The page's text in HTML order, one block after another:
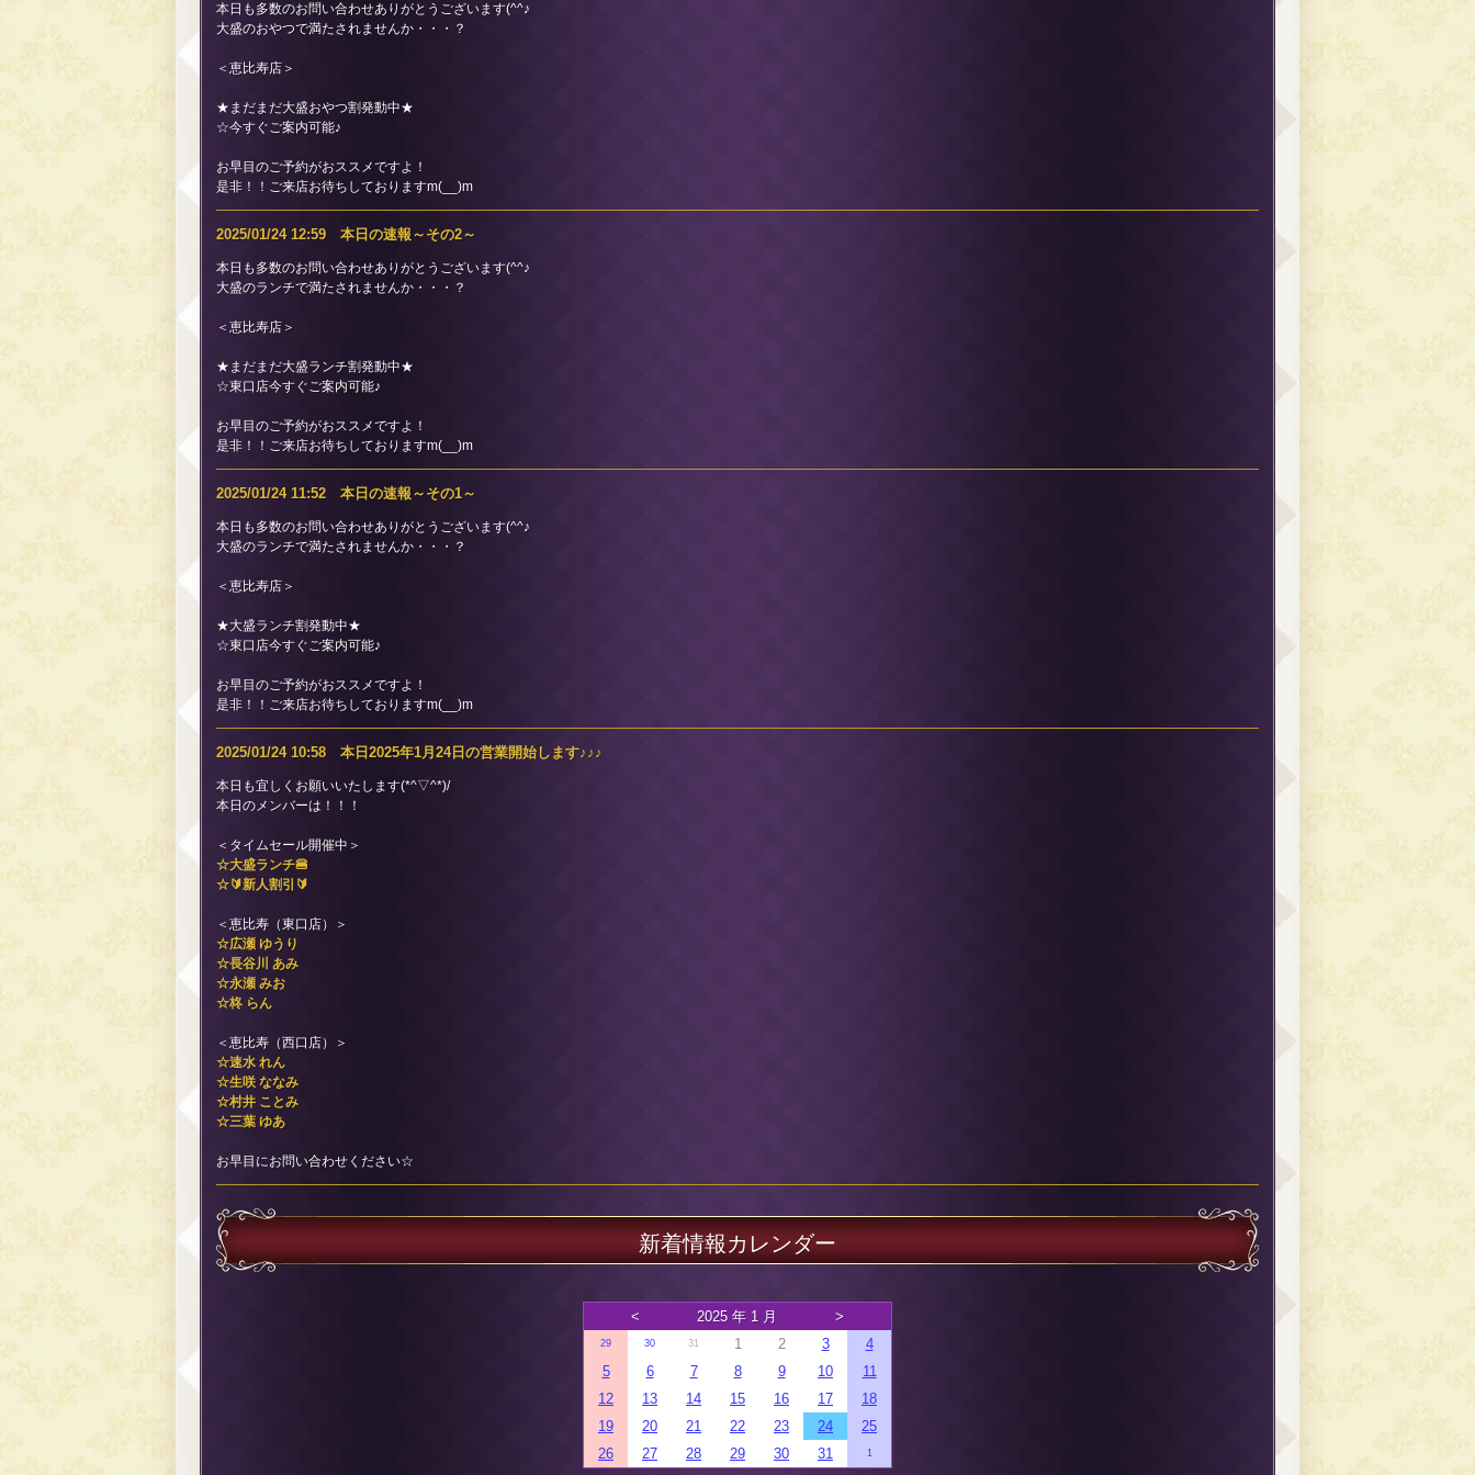
本日も多数のお問い合わせありがとうございます(^^♪
大盛のおやつで満たされませんか・・・？
＜恵比寿店＞
★まだまだ大盛おやつ割発動中★
☆今すぐご案内可能♪
お早目のご予約がおススメですよ！
是非！！ご来店お待ちしておりますm(__)m
2025/01/24 12:59 本日の速報～その2～
本日も多数のお問い合わせありがとうございます(^^♪
大盛のランチで満たされませんか・・・？
＜恵比寿店＞
★まだまだ大盛ランチ割発動中★
☆東口店今すぐご案内可能♪
お早目のご予約がおススメですよ！
是非！！ご来店お待ちしておりますm(__)m
2025/01/24 11:52 本日の速報～その1～
本日も多数のお問い合わせありがとうございます(^^♪
大盛のランチで満たされませんか・・・？
＜恵比寿店＞
★大盛ランチ割発動中★
☆東口店今すぐご案内可能♪
お早目のご予約がおススメですよ！
是非！！ご来店お待ちしておりますm(__)m
2025/01/24 10:58 本日2025年1月24日の営業開始します♪♪♪
本日も宜しくお願いいたします(*^▽^*)/
本日のメンバーは！！！
＜タイムセール開催中＞
☆大盛ランチ🍔
☆🔰新人割引🔰
＜恵比寿（東口店）＞
☆広瀬 ゆうり
☆長谷川 あみ
☆永瀬 みお
☆柊 らん
＜恵比寿（西口店）＞
☆速水 れん
☆生咲 ななみ
☆村井 ことみ
☆三葉 ゆあ
お早目にお問い合わせください☆
新着情報カレンダー
< 2025 年 1 月 >
29 30 31 1 2 3
4
5
6 7 8 9 10
11
12
13 14 15 16 17
18
19
20 21 22 23 24
25
26
27 28 29 30 31 1